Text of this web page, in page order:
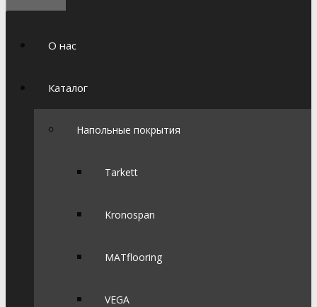
О нас
Каталог
Напольные покрытия
Tarkett
Kronospan
MATflooring
VEGA